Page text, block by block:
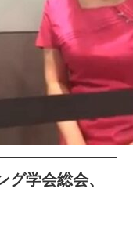
学会総会、